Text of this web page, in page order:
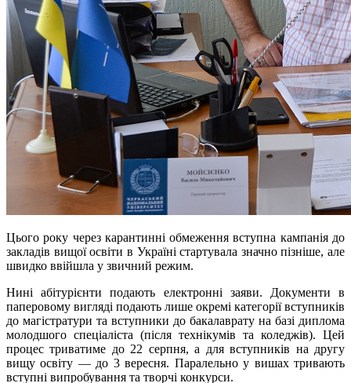
Цього року через карантинні обмеження вступна кампанія до
закладів вищої освіти в Україні стартувала значно пізніше, але
швидко ввійшла у звичний режим.
Нині абітурієнти подають електронні заяви. Документи в
паперовому вигляді подають лише окремі категорії вступників
до магістратури та вступники до бакалаврату на базі диплома
молодшого спеціаліста (після технікумів та коледжів). Цей
процес триватиме до 22 серпня, а для вступників на другу
вищу освіту — до 3 вересня. Паралельно у вишах тривають
вступні випробування та творчі конкурси.